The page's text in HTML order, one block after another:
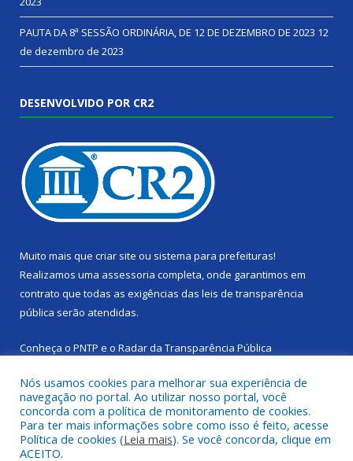
PAUTA DA 8ª SESSÃO ORDINÁRIA, DE 12 DE DEZEMBRO DE 2023 12
de dezembro de 2023
DESENVOLVIDO POR CR2
Muito mais que criar site ou sistema para prefeituras!
Realizamos uma assessoria completa, onde garantimos em
contrato que todas as exigências das leis de transparência
pública serão atendidas.
Conheça o PNTP e o Radar da Transparência Pública
Todos os direitos reservados a Câmara Municipal de Cachoeira
do Piriá.
Nós usamos cookies para melhorar sua experiência de
navegação no portal. Ao utilizar nosso portal, você
concorda com a política de monitoramento de cookies.
Para ter mais informações sobre como isso é feito, acesse
Política de cookies (Leia mais). Se você concorda, clique em
ACEITO.